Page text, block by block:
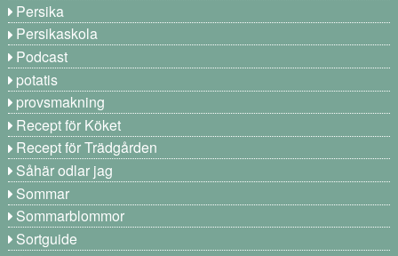
Persika
Persikaskola
Podcast
potatis
provsmakning
Recept för Köket
Recept för Trädgården
Såhär odlar jag
Sommar
Sommarblommor
Sortguide